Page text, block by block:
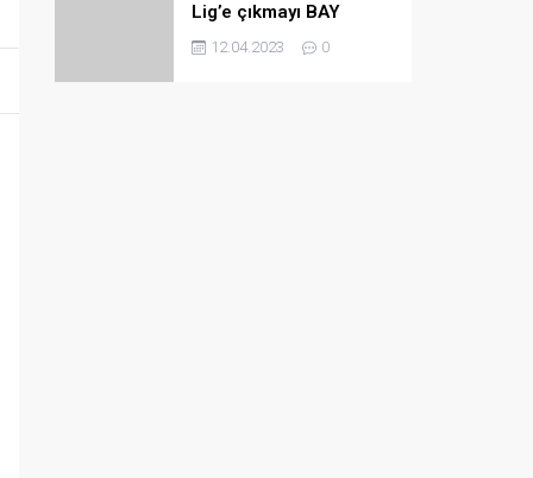
Lig’e çıkmayı BAY
haftada bile
garantileyebiliriz
12.04.2023 0